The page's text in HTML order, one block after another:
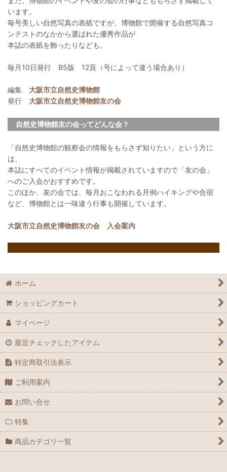
います。
毎号美しい自然写真の表紙ですが、博物館で開催する自然写真コ
ンテストのなかから選ばれた優秀作品が
本誌の表紙を飾ったりなども。
毎月10日発行 B5版 12頁（号によって違う場合あり）
編集 大阪市立自然史博物館
発行 大阪市立自然史博物館友の会
自然史博物館友の会ってどんな会？
「自然史博物館の観察会の情報をもらさず知りたい」という方に
は、
本誌にすべてのイベント情報が掲載されていますので「友の会」
へのご入会がおすすめです。
このほか、友の会では、毎月おこなわれる月例ハイキングや合宿
など、博物館とは一味違う行事も開催しています。
大阪市立自然史博物館友の会 入会案内
ホーム
ショッピングカート
マイページ
最近チェックしたアイテム
特定商取引法表示
ご利用案内
お問い合せ
特集
商品カテゴリ一覧